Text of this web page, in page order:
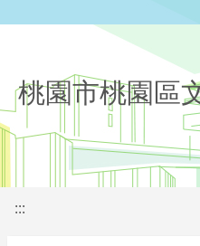
桃園市桃園區
:::